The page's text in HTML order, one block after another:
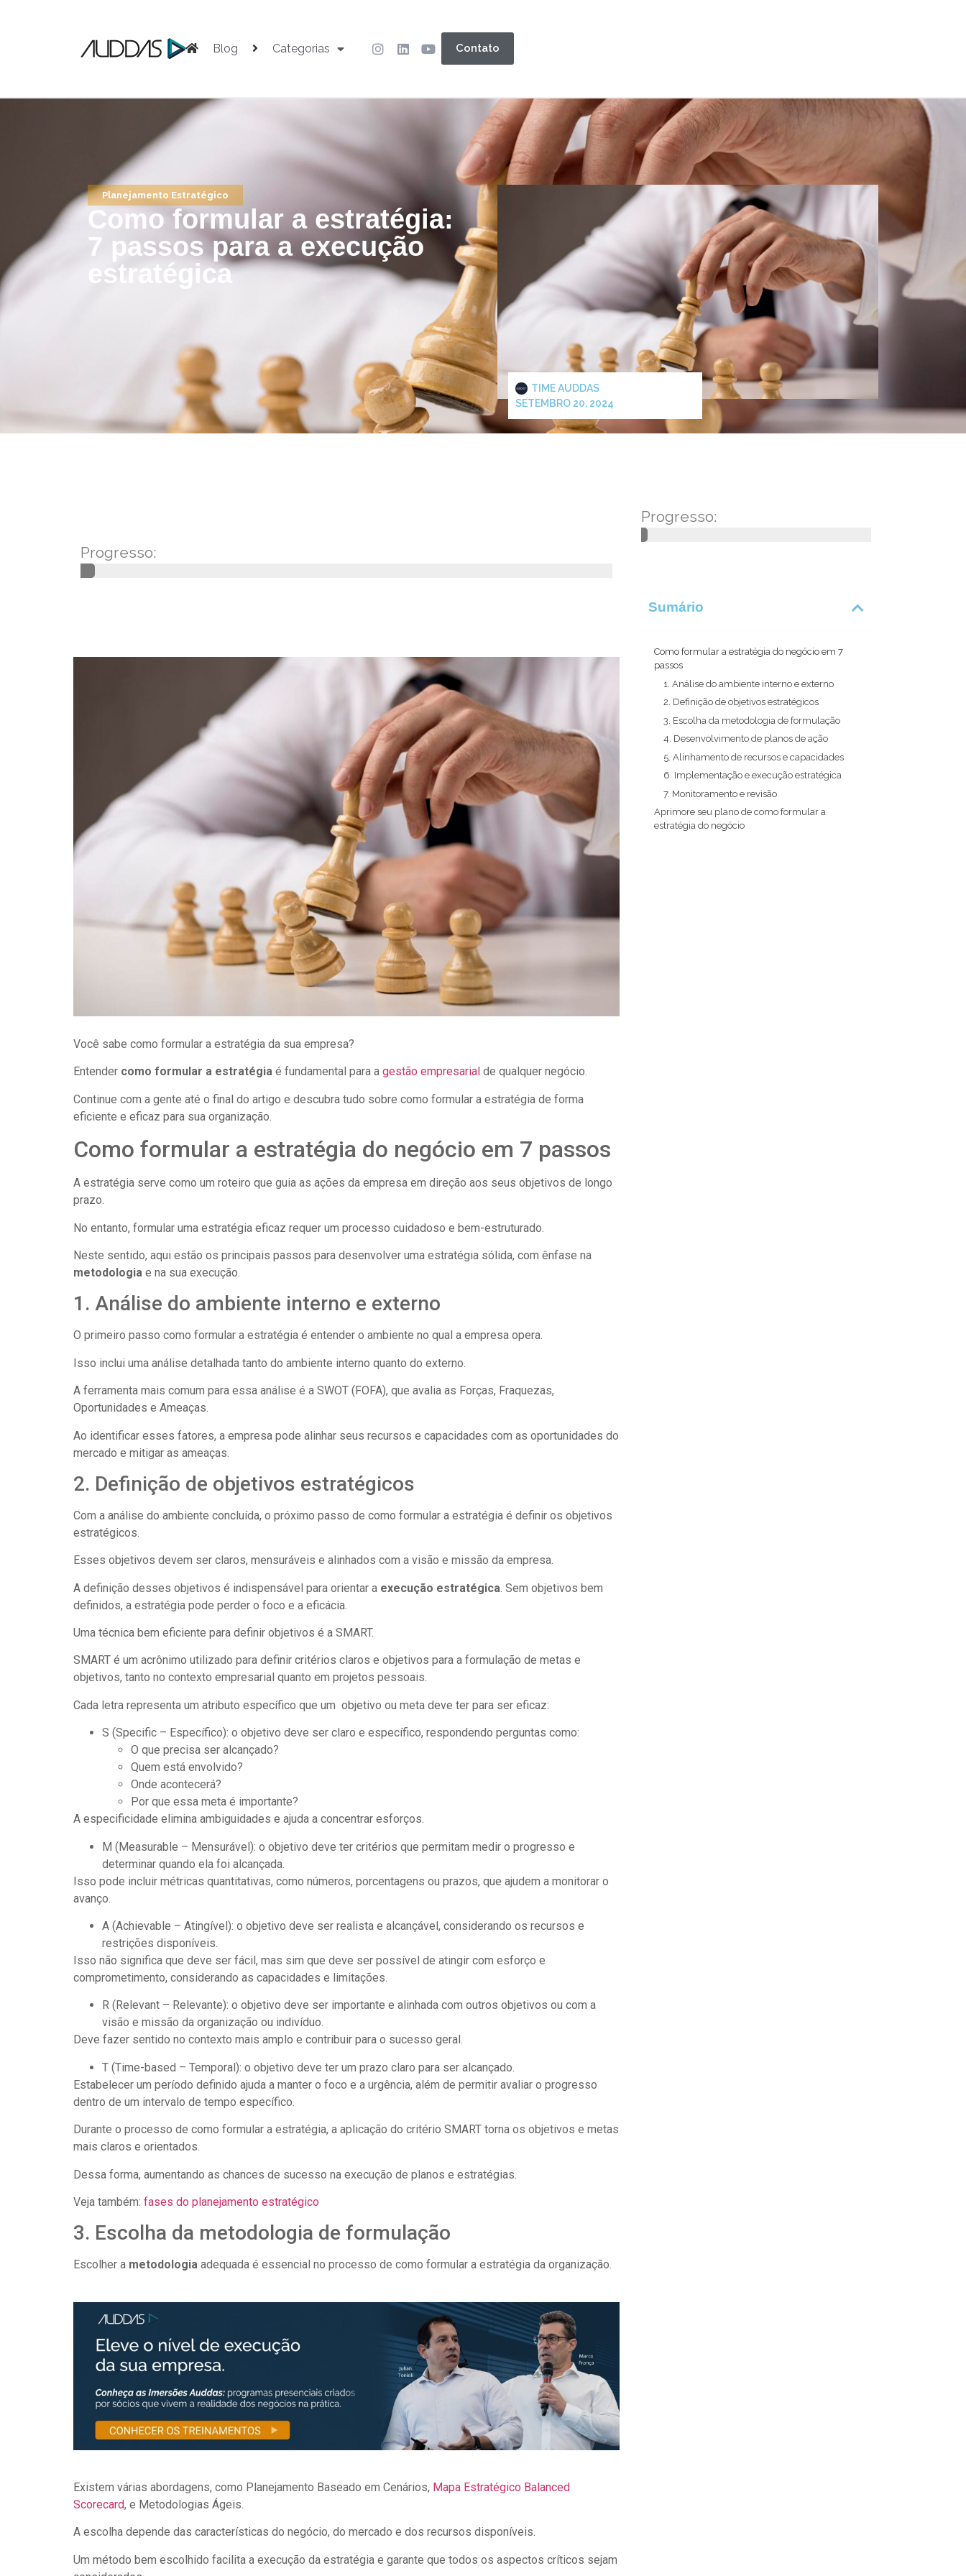
Blog Categorias Contato
Planejamento Estratégico
Como formular a estratégia:
7 passos para a execução
estratégica
TIME AUDDAS
SETEMBRO 20, 2024
Progresso:
Você sabe como formular a estratégia da sua empresa?
Entender como formular a estratégia é fundamental para a gestão empresarial de qualquer negócio.
Continue com a gente até o final do artigo e descubra tudo sobre como formular a estratégia de forma
eficiente e eficaz para sua organização.
Como formular a estratégia do negócio em 7 passos
A estratégia serve como um roteiro que guia as ações da empresa em direção aos seus objetivos de longo
prazo.
No entanto, formular uma estratégia eficaz requer um processo cuidadoso e bem-estruturado.
Neste sentido, aqui estão os principais passos para desenvolver uma estratégia sólida, com ênfase na
metodologia e na sua execução.
1. Análise do ambiente interno e externo
O primeiro passo como formular a estratégia é entender o ambiente no qual a empresa opera.
Isso inclui uma análise detalhada tanto do ambiente interno quanto do externo.
A ferramenta mais comum para essa análise é a SWOT (FOFA), que avalia as Forças, Fraquezas,
Oportunidades e Ameaças.
Ao identificar esses fatores, a empresa pode alinhar seus recursos e capacidades com as oportunidades do
mercado e mitigar as ameaças.
2. Definição de objetivos estratégicos
Com a análise do ambiente concluída, o próximo passo de como formular a estratégia é definir os objetivos
estratégicos.
Esses objetivos devem ser claros, mensuráveis e alinhados com a visão e missão da empresa.
A definição desses objetivos é indispensável para orientar a execução estratégica . Sem objetivos bem
definidos, a estratégia pode perder o foco e a eficácia.
Uma técnica bem eficiente para definir objetivos é a SMART.
SMART é um acrônimo utilizado para definir critérios claros e objetivos para a formulação de metas e
objetivos, tanto no contexto empresarial quanto em projetos pessoais.
Cada letra representa um atributo específico que um objetivo ou meta deve ter para ser eficaz:
S (Specific – Específico): o objetivo deve ser claro e específico, respondendo perguntas como:
O que precisa ser alcançado?
Quem está envolvido?
Onde acontecerá?
Por que essa meta é importante?
A especificidade elimina ambiguidades e ajuda a concentrar esforços.
M (Measurable – Mensurável): o objetivo deve ter critérios que permitam medir o progresso e
determinar quando ela foi alcançada.
Isso pode incluir métricas quantitativas, como números, porcentagens ou prazos, que ajudem a monitorar o
avanço.
A (Achievable – Atingível): o objetivo deve ser realista e alcançável, considerando os recursos e
restrições disponíveis.
Isso não significa que deve ser fácil, mas sim que deve ser possível de atingir com esforço e
comprometimento, considerando as capacidades e limitações.
R (Relevant – Relevante): o objetivo deve ser importante e alinhada com outros objetivos ou com a
visão e missão da organização ou indivíduo.
Deve fazer sentido no contexto mais amplo e contribuir para o sucesso geral.
T (Time-based – Temporal): o objetivo deve ter um prazo claro para ser alcançado.
Estabelecer um período definido ajuda a manter o foco e a urgência, além de permitir avaliar o progresso
dentro de um intervalo de tempo específico.
Durante o processo de como formular a estratégia, a aplicação do critério SMART torna os objetivos e metas
mais claros e orientados.
Dessa forma, aumentando as chances de sucesso na execução de planos e estratégias.
Veja também: fases do planejamento estratégico
3. Escolha da metodologia de formulação
Escolher a metodologia adequada é essencial no processo de como formular a estratégia da organização.
Existem várias abordagens, como Planejamento Baseado em Cenários, Mapa Estratégico Balanced
Scorecard, e Metodologias Ágeis.
A escolha depende das características do negócio, do mercado e dos recursos disponíveis.
Um método bem escolhido facilita a execução da estratégia e garante que todos os aspectos críticos sejam
Progresso:
Sumário
Como formular a estratégia do negócio em 7
passos
1. Análise do ambiente interno e externo
2. Definição de objetivos estratégicos
3. Escolha da metodologia de formulação
4. Desenvolvimento de planos de ação
5. Alinhamento de recursos e capacidades
6. Implementação e execução estratégica
7. Monitoramento e revisão
Aprimore seu plano de como formular a
estratégia do negócio